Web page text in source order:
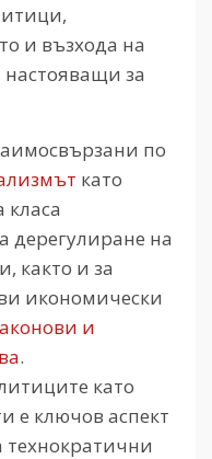
и възхода на
за
по
като
дерегулиране на
както и за
икономически
и
.
като
е ключов аспект
технократични